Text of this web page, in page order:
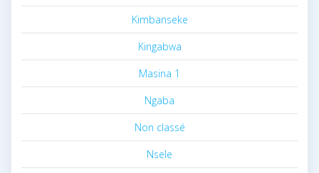
Kimbanseke
Kingabwa
Masina 1
Ngaba
Non classé
Nsele